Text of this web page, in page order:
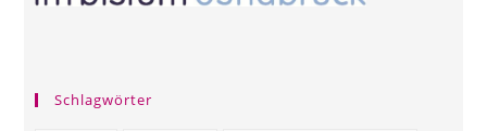
Schlagwörter